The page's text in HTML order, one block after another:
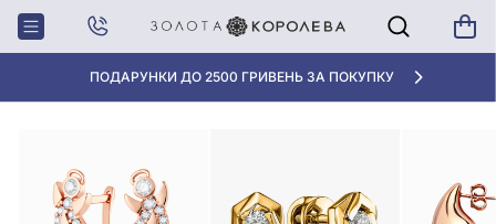
АКЦІЯ ДЛЯ КЛІЄНТІВ "НОВА ПОШТА"
Головна Сережки Сережки з лазерною обробкою
СЕРЕЖКИ З ЛАЗЕРНОЮ ОБРОБКОЮ